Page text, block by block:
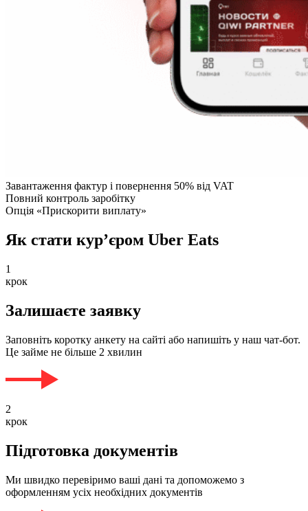
Завантаження фактур і повернення 50% від VAT
Повний контроль заробітку
Опція «Прискорити виплату»
Як стати кур’єром Uber Eats
1
крок
Залишаєте заявку
Заповніть коротку анкету на сайті або напишіть у наш чат-бот.
Це займе не більше 2 хвилин
2
крок
Підготовка документів
Ми швидко перевіримо ваші дані та допоможемо з
оформленням усіх необхідних документів